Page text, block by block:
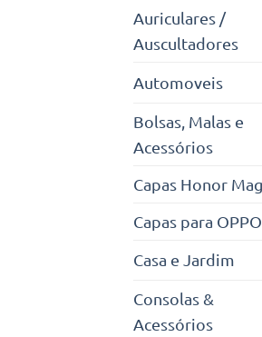
Auriculares /
Auscultadores
Automoveis
Bolsas, Malas e
Acessórios
Capas Honor
Capas para OPPO
Casa e Jardim
Consolas &
Acessórios